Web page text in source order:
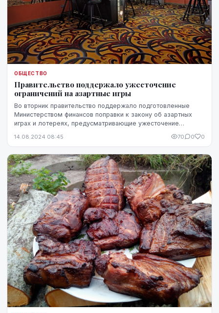
ОБЩЕСТВО
Правительство поддержало ужесточение
ограничений на азартные игры
Во вторник правительство поддержало подготовленные
Министерством финансов поправки к закону об азартных
играх и лотереях, предусматривающие ужесточение
14.08.2024 08:45 70 0 0